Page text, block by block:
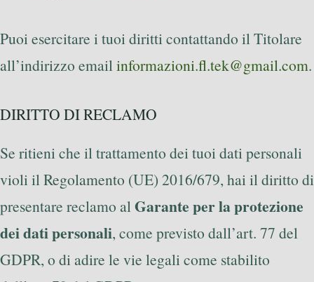
Puoi esercitare i tuoi diritti contattando il Titolare
all’indirizzo email informazioni.fl.tek@gmail.com.
DIRITTO DI RECLAMO
Se ritieni che il trattamento dei tuoi dati personali
violi il Regolamento (UE) 2016/679, hai il diritto di
presentare reclamo al Garante per la protezione
dei dati personali, come previsto dall’art. 77 del
GDPR, o di adire le vie legali come stabilito